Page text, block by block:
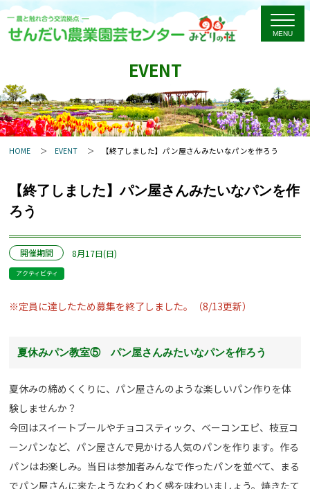
EVENT
HOME EVENT 【終了しました】パン屋さんみたいなパンを作ろう
【終了しました】パン屋さんみたいなパンを作
ろう
開催期間 8月17日(日)
アクティビティ
※定員に達したため募集を終了しました。（8/13更新）
夏休みパン教室⑤ パン屋さんみたいなパンを作ろう
夏休みの締めくくりに、パン屋さんのような楽しいパン作りを体
験しませんか？
今回はスイートブールやチョコスティック、ベーコンエピ、枝豆コ
ーンパンなど、パン屋さんで見かける人気のパンを作ります。作る
パンはお楽しみ。当日は参加者みんなで作ったパンを並べて、まる
でパン屋さんに来たようなわくわく感を味わいましょう。焼きたて